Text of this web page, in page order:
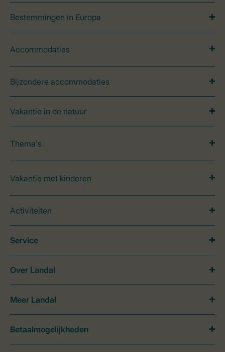
Bestemmingen in Europa
Accommodaties
Bijzondere accommodaties
Vakantie in de natuur
Thema's
Vakantie met kinderen
Activiteiten
Service
Over Landal
Meer Landal
Betaalmogelijkheden